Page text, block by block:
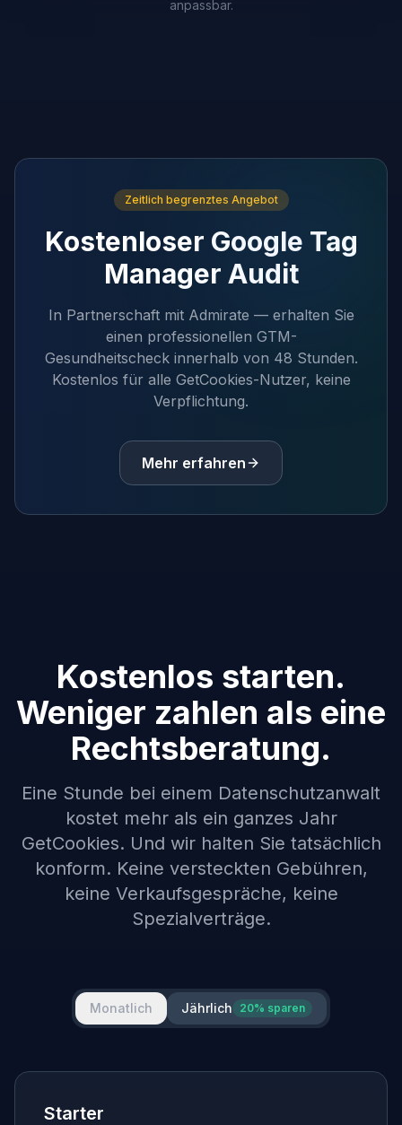
anpassbar.
Zeitlich begrenztes Angebot
Kostenloser Google Tag
Manager Audit
In Partnerschaft mit Admirate — erhalten Sie
einen professionellen GTM-
Gesundheitscheck innerhalb von 48 Stunden.
Kostenlos für alle GetCookies-Nutzer, keine
Verpflichtung.
Mehr erfahren
Kostenlos starten.
Weniger zahlen als eine
Rechtsberatung.
Eine Stunde bei einem Datenschutzanwalt
kostet mehr als ein ganzes Jahr
GetCookies. Und wir halten Sie tatsächlich
konform. Keine versteckten Gebühren,
keine Verkaufsgespräche, keine
Spezialverträge.
Monatlich Jährlich 20% sparen
Starter